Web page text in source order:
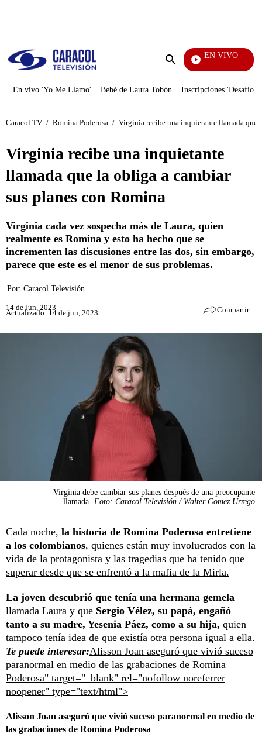
Enviar
EN VIVO
Día
En vivo 'Yo Me Llamo' Bebé de Laura Tobón Inscripciones 'Desafío'
Caracol TV / Romina Poderosa / Virginia recibe una inquietante llamada que
Virginia recibe una inquietante
llamada que la obliga a cambiar
sus planes con Romina
Virginia cada vez sospecha más de Laura, quien
realmente es Romina y esto ha hecho que se
incrementen las discusiones entre las dos, sin embargo,
parece que este es el menor de sus problemas.
Por: Caracol Televisión
14 de Jun, 2023
Actualizado: 14 de jun, 2023 Compartir
Virginia debe cambiar sus planes después de una preocupante
llamada.
Foto: Caracol Televisión / Walter Gomez Urrego
Cada noche, la historia de Romina Poderosa entretiene
a los colombianos, quienes están muy involucrados con la
vida de la protagonista y las tragedias que ha tenido que
superar desde que se enfrentó a la mafia de la Mirla.
La joven descubrió que tenía una hermana gemela
llamada Laura y que Sergio Vélez, su papá, engañó
tanto a su madre, Yesenia Páez, como a su hija, quien
tampoco tenía idea de que existía otra persona igual a ella.
Te puede interesar:Alisson Joan aseguró que vivió suceso
paranormal en medio de las grabaciones de Romina
Poderosa" target="_blank" rel="nofollow noreferrer
noopener" type="text/html">
Alisson Joan aseguró que vivió suceso paranormal en medio de
las grabaciones de Romina Poderosa